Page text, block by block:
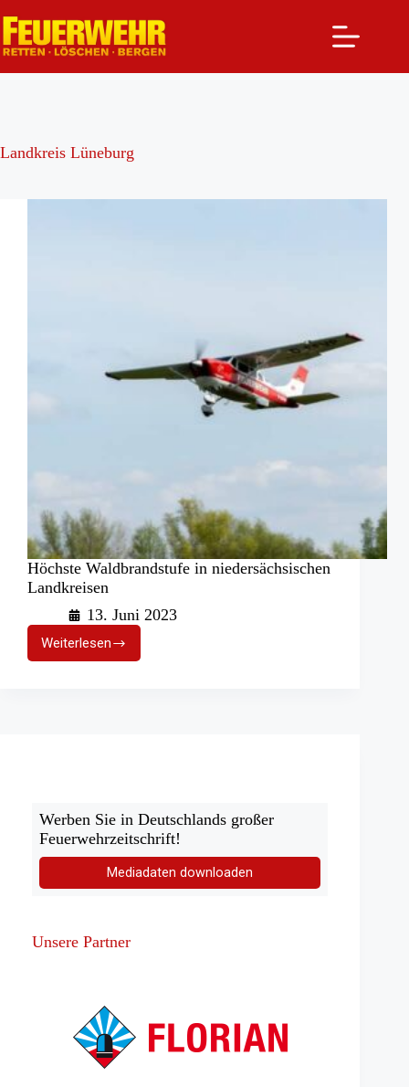
Inhalt
springen
Landkreis Lüneburg
Höchste Waldbrandstufe in niedersächsischen
Landkreisen
13. Juni 2023
Weiterlesen
Höchste
Waldbrandstufe
Werben Sie in Deutschlands großer
Feuerwehrzeitschrift!
Mediadaten downloaden
Unsere Partner